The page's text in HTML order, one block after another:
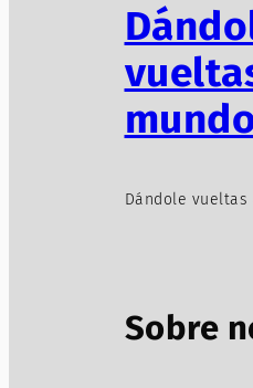
Dándole vueltas
Sobre